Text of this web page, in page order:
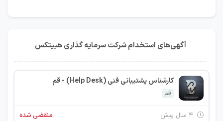
آگهی‌های استخدام شرکت سرمایه گذاری هبیتکس
کارشناس پشتیبانی فنی (Help Desk) - قم
قم
منقضی شده